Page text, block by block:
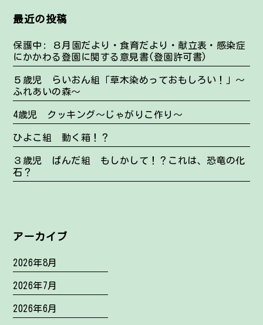
最近の投稿
保護中: ８月園だより・食育だより・献立表・感染症
にかかわる登園に関する意見書(登園許可書)
５歳児 らいおん組「草木染めっておもしろい！」～
ふれあいの森～
4歳児 クッキング～じゃがりこ作り～
ひよこ組 動く箱！？
３歳児 ぱんだ組 もしかして！？これは、恐竜の化
石？
アーカイブ
2026年8月
2026年7月
2026年6月